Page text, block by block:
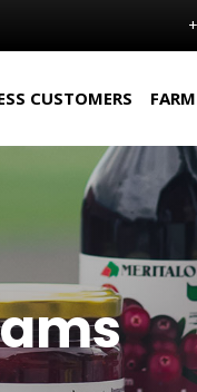
CUSTOMERS